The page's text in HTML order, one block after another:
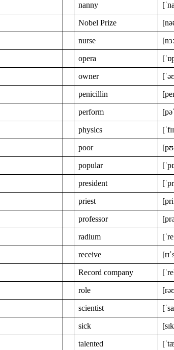
nanny
Nobel Prize
nurse
opera
owner
penicillin
perform
physics
poor
popular
president
priest
professor
radium
receive
Record company
role
scientist
sick
talented